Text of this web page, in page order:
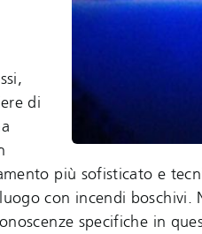
di
più sofisticato e
con incendi boschivi.
specifiche in